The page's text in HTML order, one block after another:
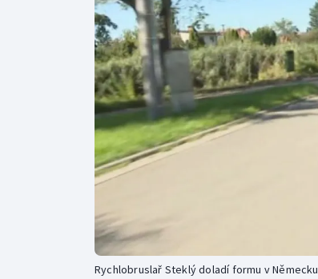
Dostihy
Florbal
Futsal
Rychlobruslař Steklý doladí formu v Německu